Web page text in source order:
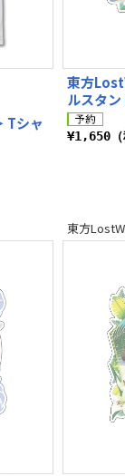
Tシャ
東方
ルスタ
¥1,650（
東方